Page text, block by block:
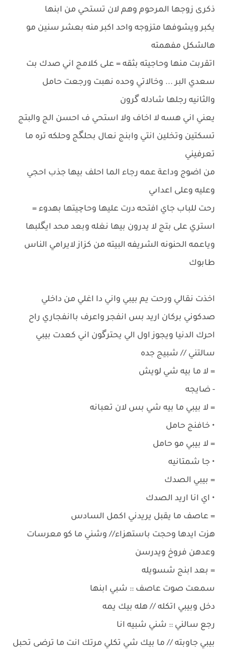
ذكرى زوجها المرحوم وهم لان تستحي من ابنها
يكبر ويشوفها متزوجه واحد اكبر منه بعشر سنين مو
هالشكل مفهمته
اتقربت منها وحاجيته بثقه = على كلامج اني صدك بت
سعدي البر ... وخالاتي وحده نهبت ورجعت حامل
والثانيه رجلها شادله گرون
يعني اني هسه لا اخاف ولا استحي ف احسن الج والبتج
تسكتين وتخلين انتي وابنج نعال بحلگج وحلكه تره ما
تعرفيني
من اضوج وداعة عمه رجاء الما احلف بيها جذب احجي
وعليه وعلى اعداىي
رحت للباب جاي افتحه درت عليها وحاچيتها بهدوء =
استري على بتج لا يدرون بيها نغله وبعد محد ايگلبها
وياعمه الحنونه الشريفه البيته من كزاز لايرامي الناس
طابوك
اخذت نقالي ورحت يم بيبي واني دا اغلي من داخلي
صدكوني بركان اريد بس انفجر واعرف باانفجاري راح
احرك الدنيا ويجوز اول الي يحترگون اني كعدت بيبي
سالتني // شبيج جده
= لا ما بيه شي لويش
- ضايجه
= لا بيبي ما بيه شي بس لان تعبانه
• خافنج حامل
= لا بيبي مو حامل
• جا شمتانيه
= بيبي الصدك
• اي انا اريد الصدك
= عاصف ما يقبل يريدني اكمل السادس
هزت ايدها وحجت باستهزاء// وشني ما كو معرسات
وعدهن فروخ ويدرسن
= بعد ابنج شسويله
سمعت صوت عاصف :: شبي ابنها
دخل وبيبي اتكله // هله بيك يمه
رجع سالني :: شني شبيه انا
بيبي جاوبته // ما بيك شي تكلي مرتك انت ما ترضى تحبل